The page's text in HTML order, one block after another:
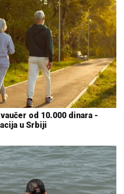
od 10.000 dinara -
u Srbiji